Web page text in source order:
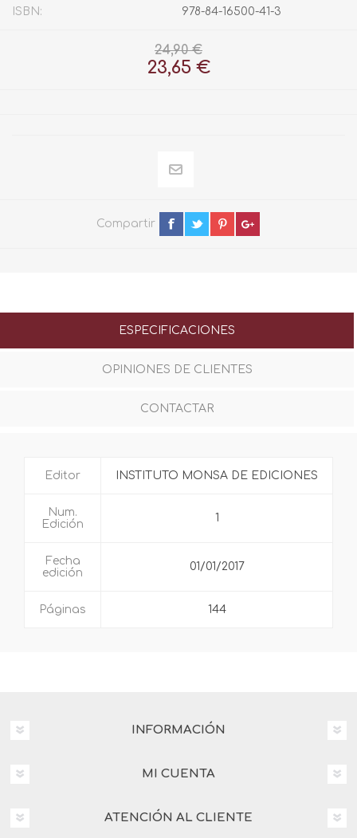
ISBN: 978-84-16500-41-3
24,90 €
23,65 €
Compartir
ESPECIFICACIONES
OPINIONES DE CLIENTES
CONTACTAR
Editor INSTITUTO MONSA DE EDICIONES
Num.
Edición
1
Fecha
edición
01/01/2017
Páginas 144
INFORMACIÓN
MI CUENTA
ATENCIÓN AL CLIENTE